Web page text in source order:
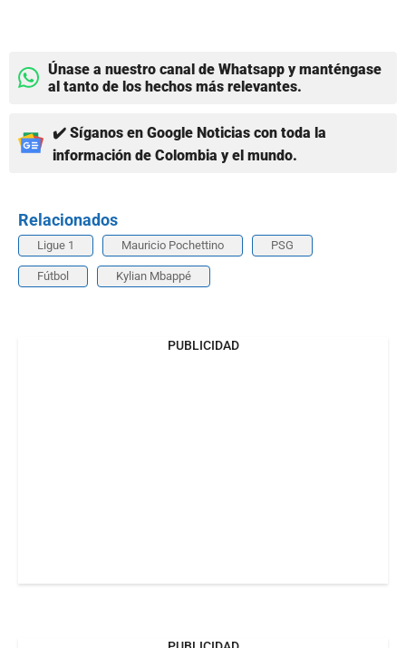
Únase a nuestro canal de Whatsapp y manténgase
al tanto de los hechos más relevantes.
✔️ Síganos en Google Noticias con toda la
información de Colombia y el mundo.
Relacionados
Ligue 1 Mauricio Pochettino PSG
Fútbol Kylian Mbappé
PUBLICIDAD